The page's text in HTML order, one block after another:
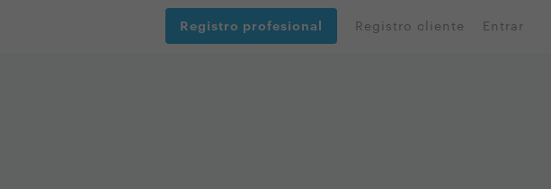
Registro profesional Registro cliente Entrar